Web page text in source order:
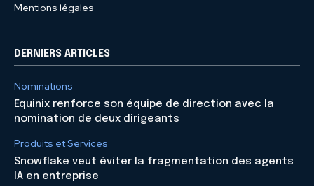
Mentions légales
DERNIERS ARTICLES
Nominations
Equinix renforce son équipe de direction avec la
nomination de deux dirigeants
Produits et Services
Snowflake veut éviter la fragmentation des agents
IA en entreprise